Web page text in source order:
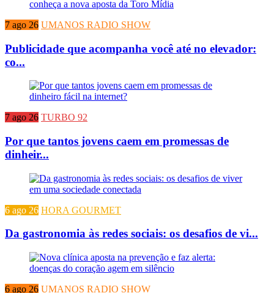
7 ago 26 UMANOS RADIO SHOW
Publicidade que acompanha você até no elevador:
co...
7 ago 26 TURBO 92
Por que tantos jovens caem em promessas de
dinheir...
6 ago 26 HORA GOURMET
Da gastronomia às redes sociais: os desafios de vi...
6 ago 26 UMANOS RADIO SHOW